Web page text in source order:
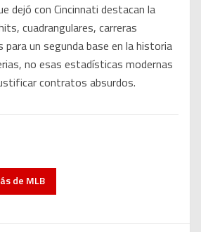
dejó con Cincinnati destacan la
cuadrangulares, carreras
para un segunda base en la historia
no esas estadísticas modernas
contratos absurdos.
de MLB